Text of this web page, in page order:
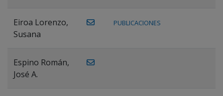
Eiroa Lorenzo,
Susana
PUBLICACIONES
Espino Román,
José A.